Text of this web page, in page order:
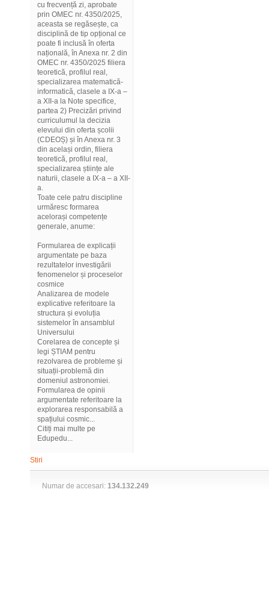
cu frecvență zi, aprobate
prin OMEC nr. 4350/2025,
aceasta se regăsește, ca
disciplină de tip opțional ce
poate fi inclusă în oferta
națională, în Anexa nr. 2 din
OMEC nr. 4350/2025 filiera
teoretică, profilul real,
specializarea matematică-
informatică, clasele a IX-a –
a XII-a la Note specifice,
partea 2) Precizări privind
curriculumul la decizia
elevului din oferta școlii
(CDEOȘ) și în Anexa nr. 3
din același ordin, filiera
teoretică, profilul real,
specializarea științe ale
naturii, clasele a IX-a – a XII-
a.
Toate cele patru discipline
urmăresc formarea
acelorași competențe
generale, anume:
Formularea de explicații
argumentate pe baza
rezultatelor investigării
fenomenelor și proceselor
cosmice
Analizarea de modele
explicative referitoare la
structura și evoluția
sistemelor în ansamblul
Universului
Corelarea de concepte și
legi ȘTIAM pentru
rezolvarea de probleme și
situații-problemă din
domeniul astronomiei.
Formularea de opinii
argumentate referitoare la
explorarea responsabilă a
spațiului cosmic...
Citiți mai multe pe
Edupedu...
Stiri
Numar de accesari: 134.132.249